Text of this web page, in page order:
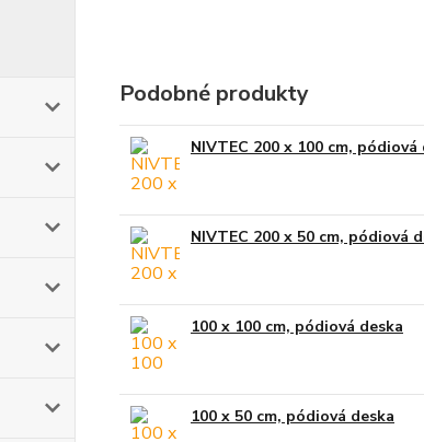
Podobné produkty
NIVTEC 200 x 100 cm, pódiová
NIVTEC 200 x 50 cm, pódiová
100 x 100 cm, pódiová deska
100 x 50 cm, pódiová deska